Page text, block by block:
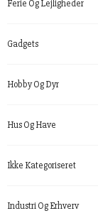
Ferie Og Lejligheder
Gadgets
Hobby Og Dyr
Hus Og Have
Ikke Kategoriseret
Industri Og Erhverv